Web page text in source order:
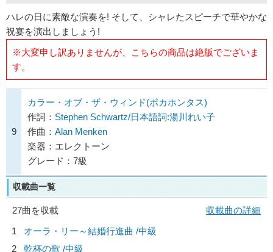
ハレの日に素敵な演奏を! そして、シャレたスピーチで華やかな
祝宴を演出しましょう!
※大変申し訳ありませんが、こちらの商品は絶版でございま
す。
9
カラー・オブ・ザ・ウィンド(ポカホンタス)
作詞： Stephen Schwartz/日本語詞:湯川れい子
作曲： Alan Menken
楽器：エレクトーン
グレード：7級
収載曲一覧
27曲を収載
収載曲の詳細
1
オーラ・リー～結婚行進曲 /中級
2
乾杯の歌 /中級